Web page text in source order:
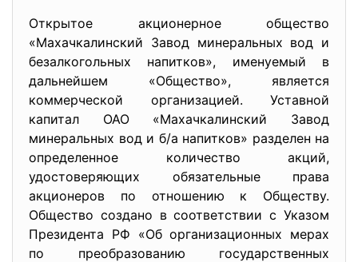
Открытое акционерное общество
«Махачкалинский Завод минеральных вод и
безалкогольных напитков», именуемый в
дальнейшем «Общество», является
коммерческой организацией. Уставной
капитал ОАО «Махачкалинский Завод
минеральных вод и б/а напитков» разделен на
определенное количество акций,
удостоверяющих обязательные права
акционеров по отношению к Обществу.
Общество создано в соответствии с Указом
Президента РФ «Об организационных мерах
по преобразованию государственных